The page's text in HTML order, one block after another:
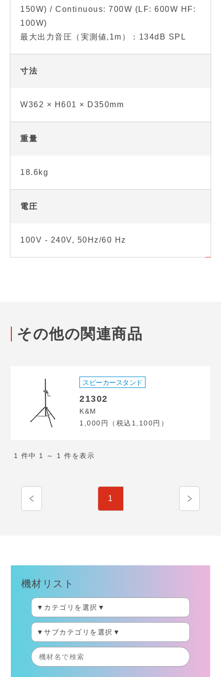
150W) / Continuous: 700W (LF: 600W HF:
100W)
最大出力音圧（実測値,1m）：134dB SPL
寸法
W362 × H601 × D350mm
重量
18.6kg
電圧
100V - 240V, 50Hz/60 Hz
その他の関連商品
スピーカースタンド
21302
K&M
1,000円（税込1,100円）
1 件中 1 ～ 1 件を表示
1
機材リスト